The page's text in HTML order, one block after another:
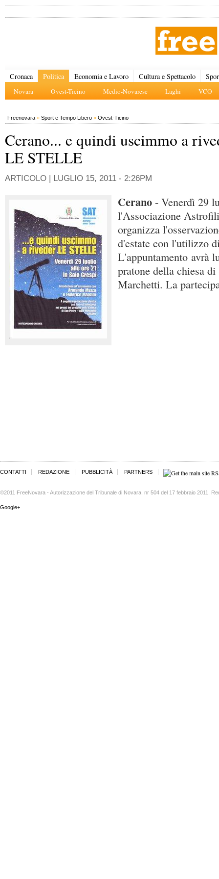
Cronaca Politica
Novara Ovest-Ticino Medio-Novarese Laghi VCO
Economia e Lavoro Cultura e Spettacolo
Freenovara » Sport e Tempo Libero » Ovest-Ticino
Cerano... e quindi uscimmo a
LE STELLE
ARTICOLO | LUGLIO 15, 2011 - 2:26PM
Cerano - Venerdì 29
l'Associazione
organizza
d'estate con l'utilizzo
L'appuntamento avrà
pratone della chiesa
Marchetti. La
CONTATTI REDAZIONE PUBBLICITÀ PARTNERS
©2011 FreeNovara - Autorizzazione del Tribunale di Novara, nr 504 del 17 febbraio 2011.
Google+